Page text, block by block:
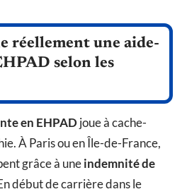
réellement une aide-
selon les
en EHPADjoue à cache-
À Paris ou en Île-de-France,
grâce à uneindemnité de
début de carrière dans le